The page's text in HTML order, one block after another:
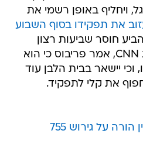
ויחליף באופן רשמי את
את תפקידו בסוף השבוע
חוסר שביעות רצון
מתפקודו. בריאיון לרשת CNN, אמר פריבוס כי הוא
יישאר בבית הלבן עוד
את קלי לתפקיד.
בעקבות הסנקציות: פוטין הורה על גירוש 755